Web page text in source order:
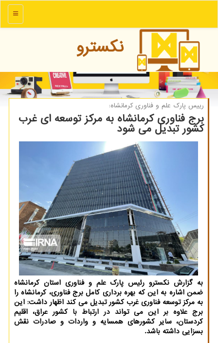
منو
نكسترو
رییس پارك علم و فناوری كرمانشاه:
برج فناوری کرمانشاه به مرکز توسعه ای غرب
کشور تبدیل می شود
به گزارش نکسترو رئیس پارک علم و فناوری استان کرمانشاه
ضمن اشاره به این که بهره برداری کامل برج فناوری، کرمانشاه را
به مرکز توسعه فناوری غرب کشور تبدیل می کند اظهار داشت: این
برج علاوه بر این می تواند در ارتباط با کشور عراق، اقلیم
کردستان، سایر کشورهای همسایه و واردات و صادرات نقش
بسزایی داشته باشد.